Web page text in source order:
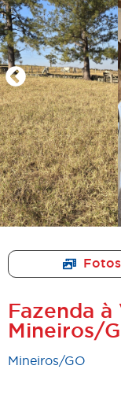
Fotos
Fazenda à
Mineiros/
Mineiros/GO